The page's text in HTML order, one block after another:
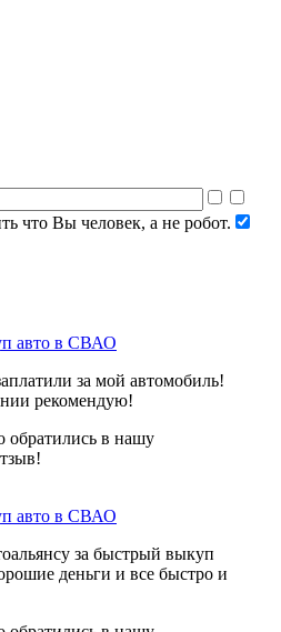
что Вы человек, а не робот.
авто в СВАО
за мой автомобиль!
рекомендую!
обратились в нашу
авто в СВАО
за быстрый выкуп
деньги и все быстро и